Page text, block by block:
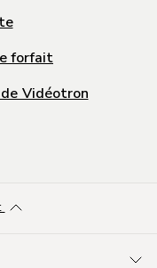
forfait
Vidéotron